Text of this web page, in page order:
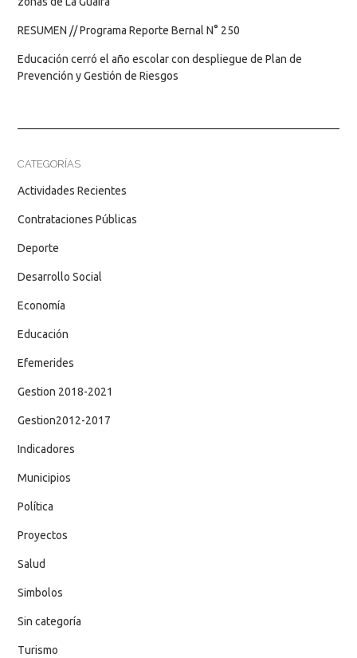
RESUMEN // Programa Reporte Bernal N° 250
Educación cerró el año escolar con despliegue de Plan de
Prevención y Gestión de Riesgos
CATEGORÍAS
Actividades Recientes
Contrataciones Públicas
Deporte
Desarrollo Social
Economía
Educación
Efemerides
Gestion 2018-2021
Gestion2012-2017
Indicadores
Municipios
Política
Proyectos
Salud
Simbolos
Sin categoría
Turismo